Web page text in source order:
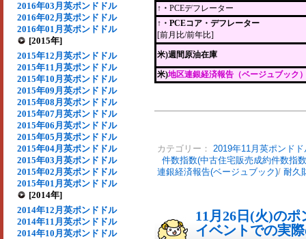
2016年03月英ポンドドル
2016年02月英ポンドドル
2016年01月英ポンドドル
[2015年]
2015年12月英ポンドドル
2015年11月英ポンドドル
2015年10月英ポンドドル
2015年09月英ポンドドル
2015年08月英ポンドドル
2015年07月英ポンドドル
2015年06月英ポンドドル
2015年05月英ポンドドル
2015年04月英ポンドドル
2015年03月英ポンドドル
2015年02月英ポンドドル
2015年01月英ポンドドル
[2014年]
2014年12月英ポンドドル
2014年11月英ポンドドル
2014年10月英ポンドドル
↑・ PCEデフレーター
↑・PCEコア・デフレーター
[前月比/前年比]
米)週間原油在庫
米)地区連銀経済報告（ベージュブック
カテゴリー： 2019年11月英ポンドド
件数指数(中古住宅販売成約件数指
連銀経済報告(ベージュブック)/ 耐久
11月26日(火)の
イベントでの実